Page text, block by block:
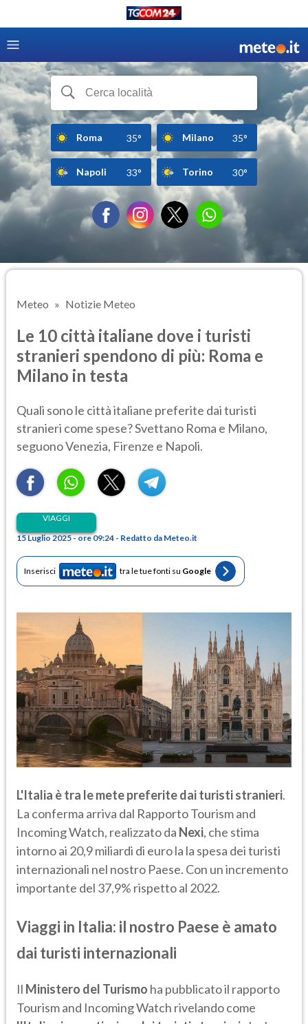
Roma 35° Milano 35°
Napoli 33° Torino 30°
Meteo Notizie Meteo
Le 10 città italiane dove i turisti
stranieri spendono di più: Roma e
Milano in testa
Quali sono le città italiane preferite dai turisti
stranieri come spese? Svettano Roma e Milano,
seguono Venezia, Firenze e Napoli.
VIAGGI
15 Luglio 2025 - ore 09:24 - Redatto da Meteo.it
Inserisci tra le tue fonti su Google
L'Italia è tra le mete preferite dai turisti stranieri.
La conferma arriva dal Rapporto Tourism and
Incoming Watch, realizzato da Nexi, che stima
intorno ai 20,9 miliardi di euro la la spesa dei turisti
internazionali nel nostro Paese. Con un incremento
importante del 37,9% rispetto al 2022.
Viaggi in Italia: il nostro Paese è amato
dai turisti internazionali
Il Ministero del Turismo ha pubblicato il rapporto
Tourism and Incoming Watch rivelando come